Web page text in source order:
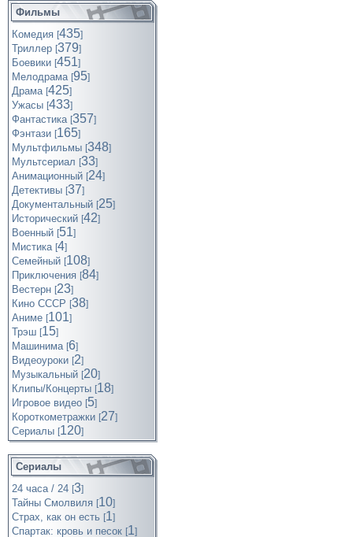
Фильмы
Комедия [435]
Триллер [379]
Боевики [451]
Мелодрама [95]
Драма [425]
Ужасы [433]
Фантастика [357]
Фэнтази [165]
Мультфильмы [348]
Мультсериал [33]
Анимационный [24]
Детективы [37]
Документальный [25]
Исторический [42]
Военный [51]
Мистика [4]
Семейный [108]
Приключения [84]
Вестерн [23]
Кино СССР [38]
Аниме [101]
Трэш [15]
Машинима [6]
Видеоуроки [2]
Музыкальный [20]
Клипы/Концерты [18]
Игровое видео [5]
Короткометражки [27]
Cериалы [120]
Сериалы
24 часа / 24 [3]
Тайны Смолвиля [10]
Страх, как он есть [1]
Спартак: кровь и песок [1]